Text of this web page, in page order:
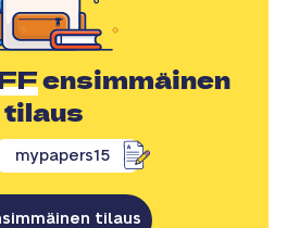
ensimmäinen
tilaus
mypapers15
tilaus